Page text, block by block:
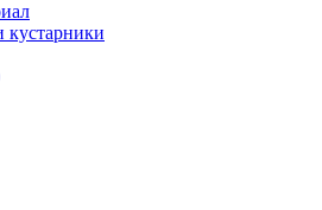
кустарники